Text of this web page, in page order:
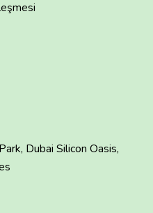
Dubai Silicon Oasis,